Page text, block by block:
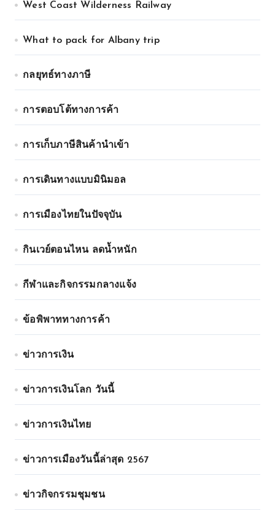
West Coast Wilderness Railway
What to pack for Albany trip
กลยุทธ์ทางภาษี
การตอบโต้ทางการค้า
การเก็บภาษีสินค้านำเข้า
การเดินทางแบบมินิมอล
การเมืองไทยในปัจจุบัน
กินเวย์ตอนไหน ลดน้ำหนัก
กีฬาและกิจกรรมกลางแจ้ง
ข้อพิพาททางการค้า
ข่าวการเงิน
ข่าวการเงินโลก วันนี้
ข่าวการเงินไทย
ข่าวการเมืองวันนี้ล่าสุด 2567
ข่าวกิจกรรมชุมชน